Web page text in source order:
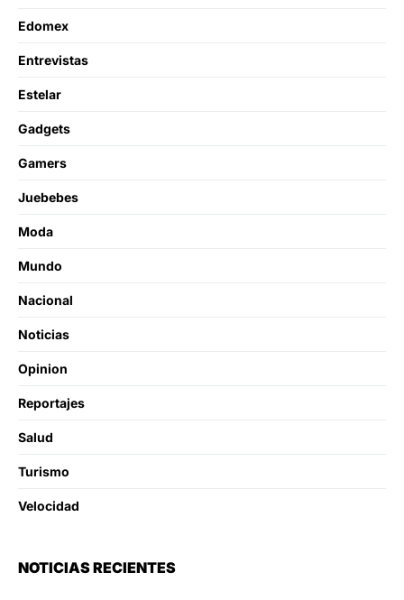
Edomex
Entrevistas
Estelar
Gadgets
Gamers
Juebebes
Moda
Mundo
Nacional
Noticias
Opinion
Reportajes
Salud
Turismo
Velocidad
NOTICIAS RECIENTES